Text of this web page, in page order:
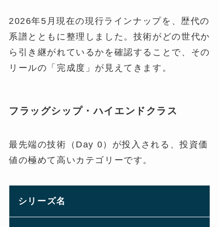
2026年5月現在の現行ラインナップを、歴代の
系譜とともに整理しました。技術がどの世代か
ら引き継がれているかを確認することで、その
リールの「完成度」が見えてきます。
フラッグシップ・ハイエンドクラス
最先端の技術（Day 0）が投入される、投資価
値の極めて高いカテゴリーです。
シリーズ名